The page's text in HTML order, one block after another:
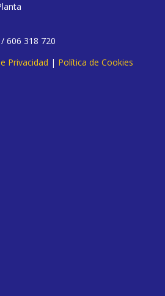
606 318 720
Privacidad | Política de Cookies